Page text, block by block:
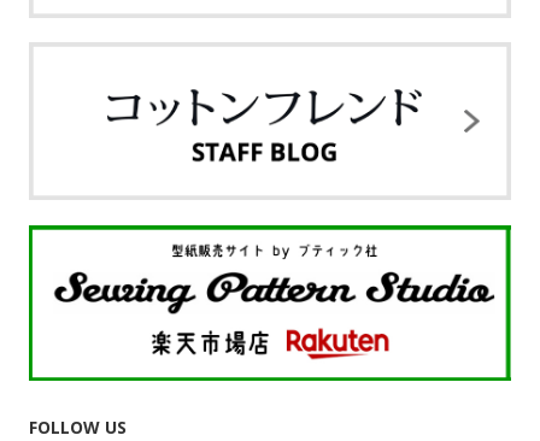
FOLLOW US